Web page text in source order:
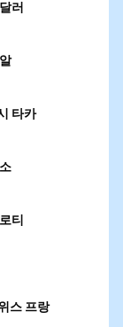
러
타카
티
스 프랑